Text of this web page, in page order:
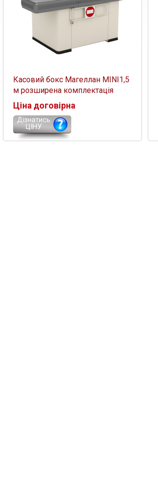
Касовий бокс Магеллан MINI1,5
м розширена комплектація
Ціна договірна
Дізнатись
ЦІНУ